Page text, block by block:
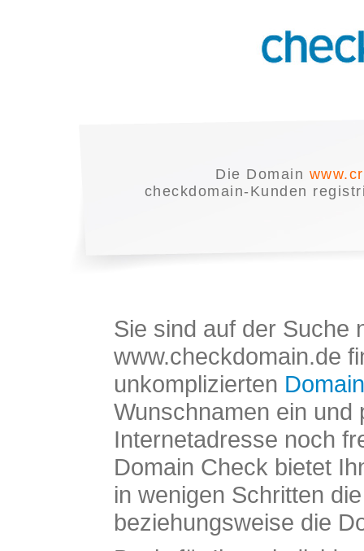
Die Domain
checkdomain-Kunden
Sie sind auf der Suche
www.checkdomain.de
unkomplizierten
Wunschnamen ein und
Internetadresse noch
Domain Check bietet
in wenigen Schritten
beziehungsweise die